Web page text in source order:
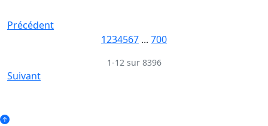
Précédent
1234567 ... 700
1-12 sur 8396
Suivant